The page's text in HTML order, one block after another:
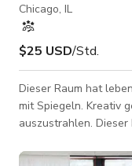
Chicago, IL
$25 USD/Std.
Dieser Raum hat
mit Spiegeln. Kreativ
auszustrahlen.
Stühle und Tische